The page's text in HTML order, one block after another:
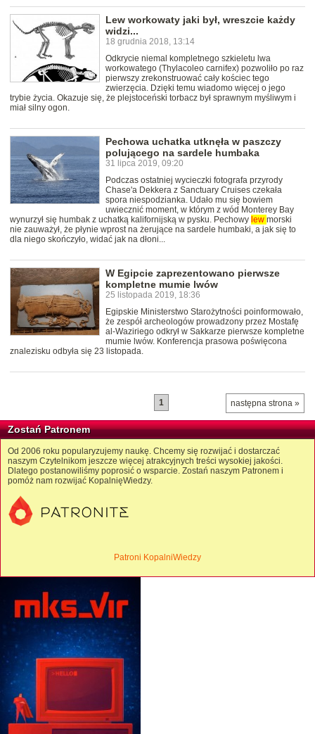
Lew workowaty jaki był, wreszcie każdy
widzi...
18 grudnia 2018, 13:14
Odkrycie niemal kompletnego szkieletu lwa
workowatego (Thylacoleo carnifex) pozwoliło po raz
pierwszy zrekonstruować cały kościec tego
zwierzęcia. Dzięki temu wiadomo więcej o jego
trybie życia. Okazuje się, że plejstoceński torbacz był sprawnym myśliwym i
miał silny ogon.
Pechowa uchatka utknęła w paszczy
polującego na sardele humbaka
31 lipca 2019, 09:20
Podczas ostatniej wycieczki fotografa przyrody
Chase'a Dekkera z Sanctuary Cruises czekała
spora niespodzianka. Udało mu się bowiem
uwiecznić moment, w którym z wód Monterey Bay
wynurzył się humbak z uchatką kalifornijską w pysku. Pechowy lew morski
nie zauważył, że płynie wprost na żerujące na sardele humbaki, a jak się to
dla niego skończyło, widać jak na dłoni...
W Egipcie zaprezentowano pierwsze
kompletne mumie lwów
25 listopada 2019, 18:36
Egipskie Ministerstwo Starożytności poinformowało,
że zespół archeologów prowadzony przez Mostafę
al-Waziriego odkrył w Sakkarze pierwsze kompletne
mumie lwów. Konferencja prasowa poświęcona
znalezisku odbyła się 23 listopada.
następna strona »
1
Zostań Patronem
Od 2006 roku popularyzujemy naukę. Chcemy się rozwijać i dostarczać
naszym Czytelnikom jeszcze więcej atrakcyjnych treści wysokiej jakości.
Dlatego postanowiliśmy poprosić o wsparcie. Zostań naszym Patronem i
pomóż nam rozwijać KopalnięWiedzy.
Patroni KopalniWiedzy